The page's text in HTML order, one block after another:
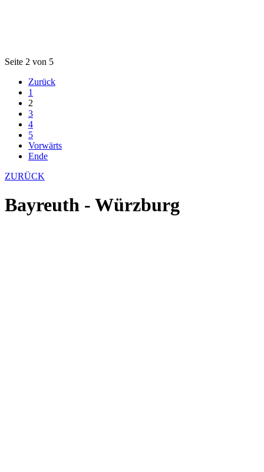
Seite 2 von 5
Zurück
1
2
3
4
5
Vorwärts
Ende
ZURÜCK
Bayreuth - Würzburg